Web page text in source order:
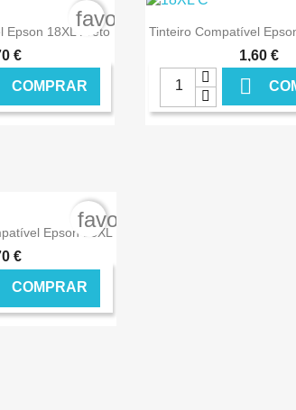
€ ONLINE
Epson 18XL Preto
€
COMPRAR
favorite_border  Ver+
Tinteiro Compatível
1,60 €

Epson 18XL
€
COMPRAR
favorite_border